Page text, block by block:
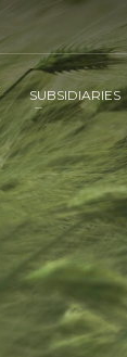
SUBSIDIARIES